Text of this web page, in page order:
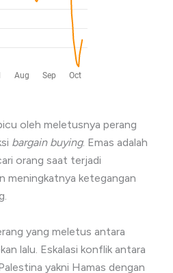
oleh meletusnya perang
bargain buying. Emas adalah
orang saat terjadi
meningkatnya ketegangan
yang meletus antara
lalu. Eskalasi konflik antara
yakni Hamas dengan